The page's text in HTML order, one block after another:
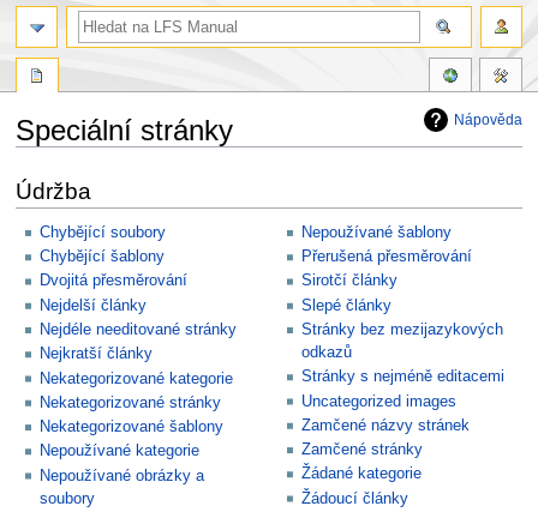
Nápověda
Speciální stránky
Skočit
na
navigaci
Skočit
na
vyhledávání
Údržba
Chybějící soubory
Chybějící šablony
Dvojitá přesměrování
Nejdelší články
Nejdéle needitované stránky
Nejkratší články
Nekategorizované kategorie
Nekategorizované stránky
Nekategorizované šablony
Nepoužívané kategorie
Nepoužívané obrázky a
soubory
Nepoužívané šablony
Přerušená přesměrování
Sirotčí články
Slepé články
Stránky bez mezijazykových
odkazů
Stránky s nejméně editacemi
Uncategorized images
Zamčené názvy stránek
Zamčené stránky
Žádané kategorie
Žádoucí články